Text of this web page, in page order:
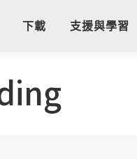
下載 支援與學習